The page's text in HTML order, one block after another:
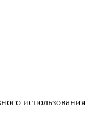
использования